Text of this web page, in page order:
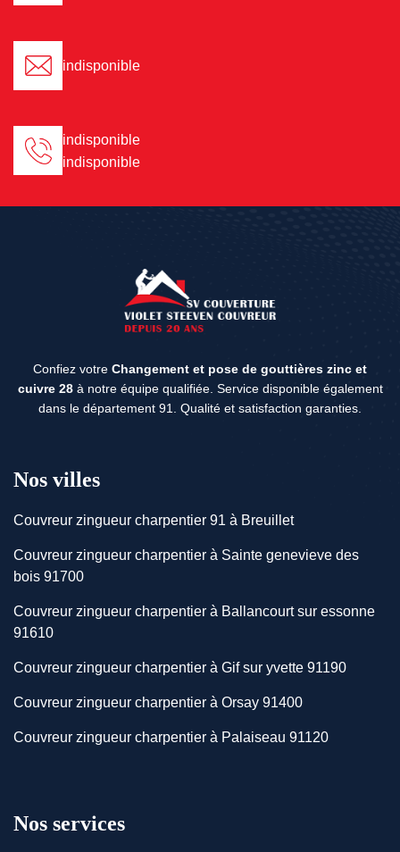
indisponible
indisponible
indisponible
Confiez votre Changement et pose de gouttières zinc et
cuivre 28à notre équipe qualifiée. Service disponible également
dans le département 91. Qualité et satisfaction garanties.
Nos villes
Couvreur zingueur charpentier 91 à Breuillet
Couvreur zingueur charpentier à Sainte genevieve des
bois 91700
Couvreur zingueur charpentier à Ballancourt sur essonne
91610
Couvreur zingueur charpentier à Gif sur yvette 91190
Couvreur zingueur charpentier à Orsay 91400
Couvreur zingueur charpentier à Palaiseau 91120
Nos services